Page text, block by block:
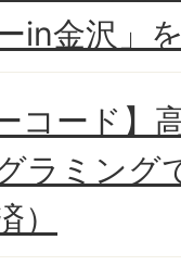
in金沢」
コード】
ラミング
）